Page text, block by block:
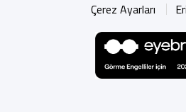
Çerez Ayarları